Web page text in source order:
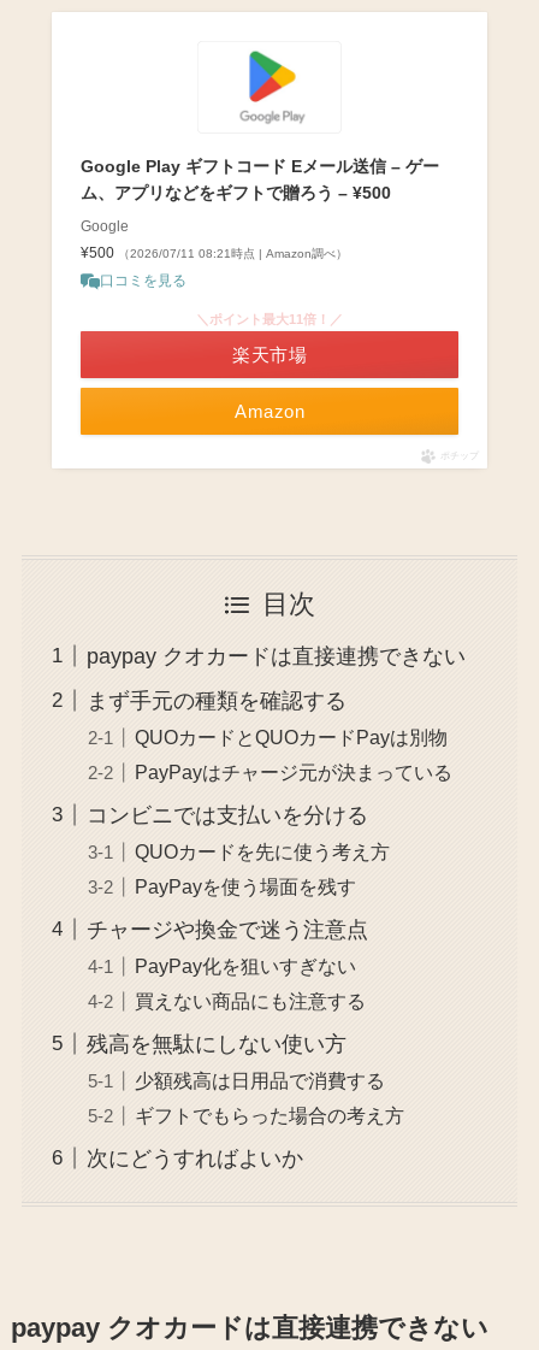
Google Play ギフトコード Eメール送信 – ゲー
ム、アプリなどをギフトで贈ろう – ¥500
Google
¥500
（2026/07/11 08:21時点 | Amazon調べ）
口コミを見る
Amazon
＼ポイント最大11倍！／
楽天市場
ポチップ
目次
paypay クオカードは直接連携できない
まず手元の種類を確認する
QUOカードとQUOカードPayは別物
PayPayはチャージ元が決まっている
コンビニでは支払いを分ける
QUOカードを先に使う考え方
PayPayを使う場面を残す
チャージや換金で迷う注意点
PayPay化を狙いすぎない
買えない商品にも注意する
残高を無駄にしない使い方
少額残高は日用品で消費する
ギフトでもらった場合の考え方
次にどうすればよいか
paypay クオカードは直接連携できない